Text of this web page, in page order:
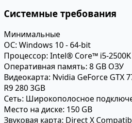
Системные требования
Минимальные
ОС: Windows 10 - 64-bit
Процессор: Intel® Core™ i5-2500K
Оперативная память: 8 GB ОЗУ
Видеокарта: Nvidia GeForce GTX
R9 280 3GB
Сеть: Широкополосное
Место на диске: 150 GB
Звуковая карта: Direct X